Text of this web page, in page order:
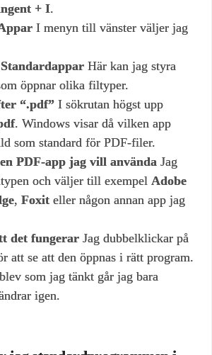
+ I.
I menyn till vänster väljer jag
Här kan jag styra
öppnar olika filtyper.
“.pdf” I sökrutan högst upp
. Windows visar då vilken app
som standard för PDF‑filer.
PDF‑app jag vill använda Jag
och väljer till exempel Adobe
, Foxit eller någon annan app jag
det fungerar Jag dubbelklickar på
att se att den öppnas i rätt program.
som jag tänkt går jag bara
igen.